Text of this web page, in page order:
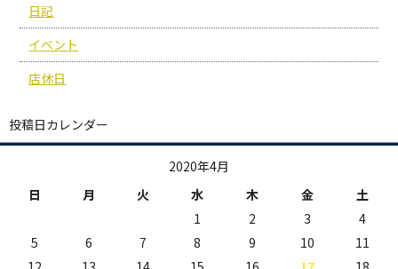
日記
イベント
店休日
投稿日カレンダー
2020年4月
日
月 火 水 木 金 土
1 2 3
4
5
6 7 8 9 10
11